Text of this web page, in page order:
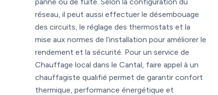
réseau, il peut aussi effectuer le désembouage
des circuits, le réglage des thermostats et la
mise aux normes de l’installation pour améliorer le
rendement et la sécurité. Pour un service de
Chauffage local dans le Cantal, faire appel à un
chauffagiste qualifié permet de garantir confort
thermique, performance énergétique et